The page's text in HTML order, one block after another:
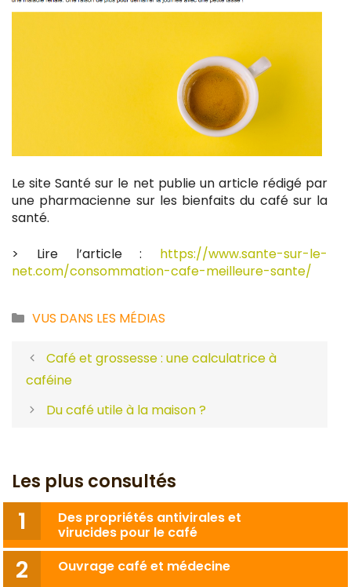
Le site Santé sur le net publie un article rédigé par
une pharmacienne sur les bienfaits du café sur la
santé.
> Lire l’article : https://www.sante-sur-le-
net.com/consommation-cafe-meilleure-sante/
Catégories
VUS DANS LES MÉDIAS
Café et grossesse : une calculatrice à
caféine
Du café utile à la maison ?
Les plus consultés
Des propriétés antivirales et
virucides pour le café
Ouvrage café et médecine